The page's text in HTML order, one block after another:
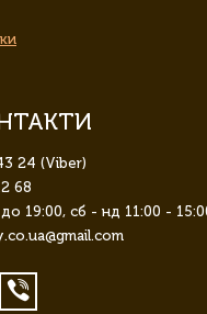
24 (Viber)
68
19:00, сб - нд 11:00 -